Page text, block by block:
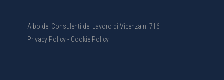
Albo dei Consulenti del Lavoro di Vicenza n. 716
Privacy Policy- Cookie Policy